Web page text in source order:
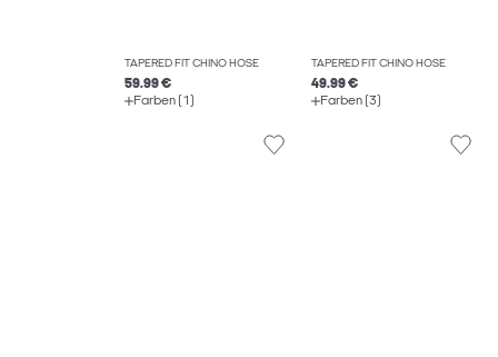
TAPERED FIT CHINO HOSE
59.99 €
Farben (1)
TAPERED FIT CHINO HOSE
49.99 €
Farben (3)